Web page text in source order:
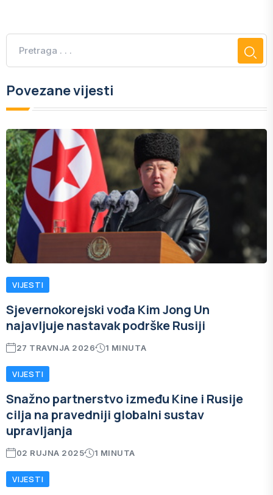
Povezane vijesti
VIJESTI
Sjevernokorejski vođa Kim Jong Un
najavljuje nastavak podrške Rusiji
27 TRAVNJA 2026 1 MINUTA
VIJESTI
Snažno partnerstvo između Kine i Rusije
cilja na pravedniji globalni sustav
upravljanja
02 RUJNA 2025 1 MINUTA
VIJESTI